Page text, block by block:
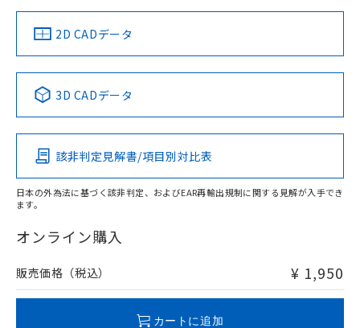
中国 RoHS 注意事項・凡例
Pb Hg Cd Cr(VI)
O
在庫等で未対応品が混在する可能性があります。
問い合わせください。
（イギリス
船舶規格）
（ノルウェー
（フランス
（韓国
No No No No
この製品の規格認証/適合状況ページへ
その他の認証はこちらのページからご検索ください
2D CADデータ
3D CADデータ
該非判定見解書/項目別対比表
日本の外為法に基づく該非判定、およびEAR再輸出規制に関する見解が入手でき
ます。
オンライン購入
販売価格（税込） ¥ 1,950
カートに追加